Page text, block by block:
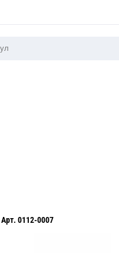
Арт.0112-0007